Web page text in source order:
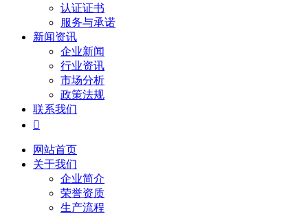
认证证书
服务与承诺
新闻资讯
企业新闻
行业资讯
市场分析
政策法规
联系我们

网站首页
关于我们
企业简介
荣誉资质
生产流程